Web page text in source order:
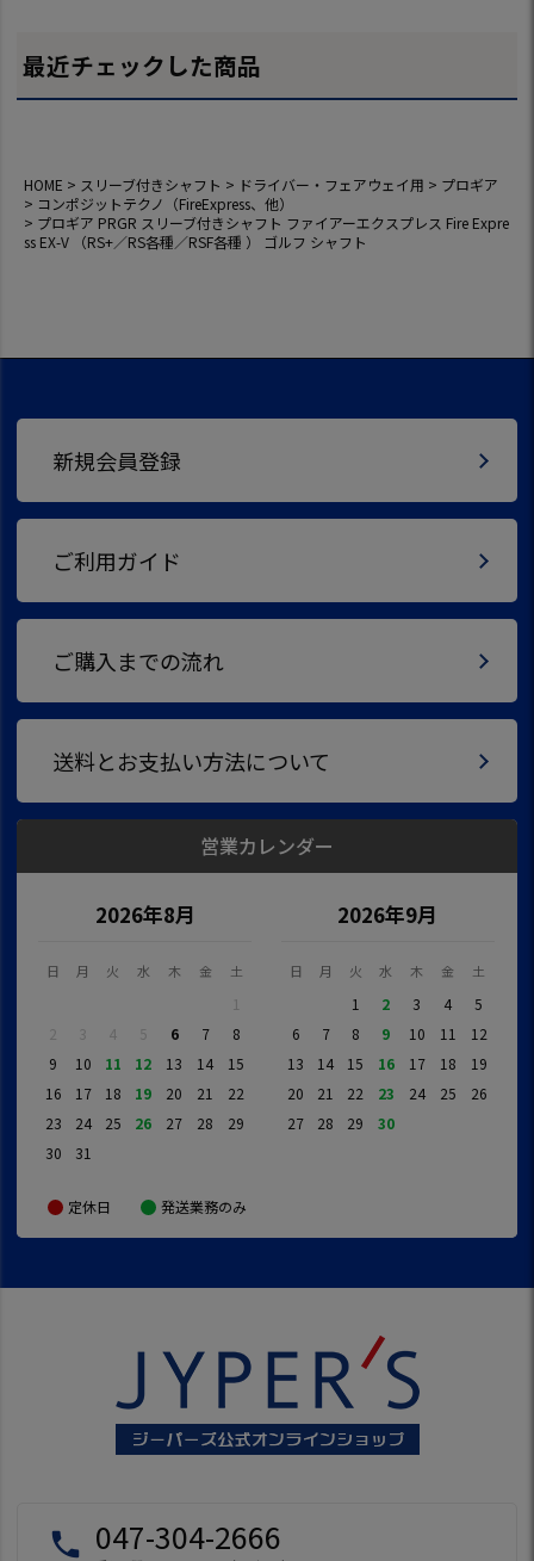
f 防水 靴 グッズ お
しゃれ スパイクレ
スゴルフシューズ
最近チェックした商品
HOME スリーブ付きシャフト ドライバー・フェアウェイ用
プロギア
コンポジットテクノ（FireExpress、他）
プロギア PRGR スリーブ付きシャフト ファイアーエクスプレス Fire Expre
ss EX-V （RS+／RS各種／RSF各種 ） ゴルフ シャフト
新規会員登録
ご利用ガイド
ご購入までの流れ
送料とお支払い方法について
営業カレンダー
2026年8月
日 月 火 水 木 金 土
1
2
3 4 5 6 7
8
9
10 11 12 13 14
15
16
17 18 19 20 21
22
23
24 25 26 27 28
29
30
31
2026年9月
日 月 火 水 木 金 土
1 2 3 4
5
6
7 8 9 10 11
12
13
14 15 16 17 18
19
20
21 22 23 24 25
26
27
28 29 30
定休日 発送業務のみ
local_phone 047-304-2666